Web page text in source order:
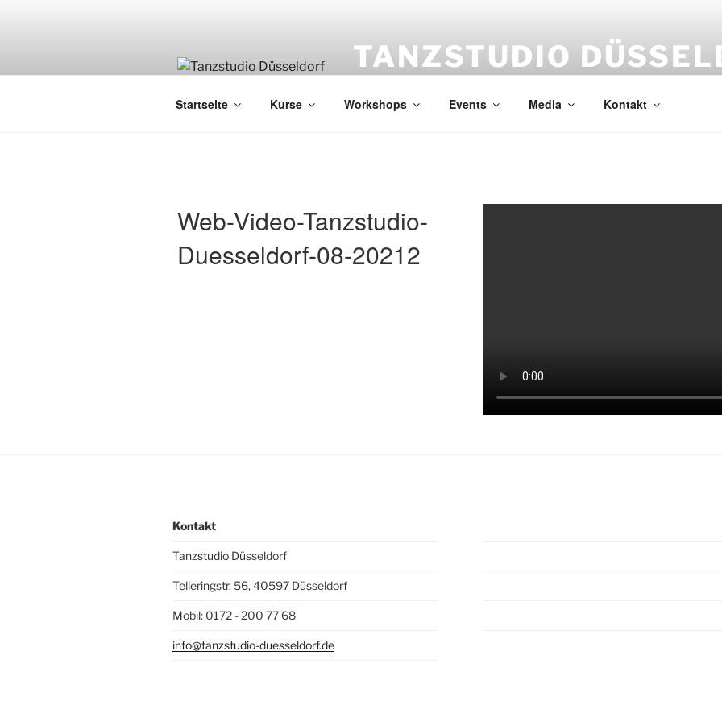
TANZSTUDIO
Startseite Kurse Workshops Events Media Kontakt
Web-Video-Tanzstudio-
Duesseldorf-08-20212
Kontakt
Tanzstudio Düsseldorf
Telleringstr. 56, 40597 Düsseldorf
Mobil: 0172 - 200 77 68
info@tanzstudio-duesseldorf.de